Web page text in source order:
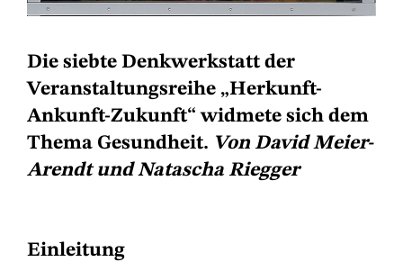
Die siebte Denkwerkstatt der
Veranstaltungsreihe „Herkunft-
Ankunft-Zukunft“ widmete sich dem
Thema Gesundheit. Von David Meier-
Arendt und Natascha Riegger
Einleitung